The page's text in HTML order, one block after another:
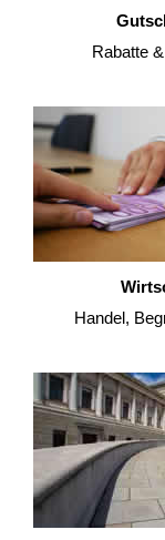
Rabatte
Handel,